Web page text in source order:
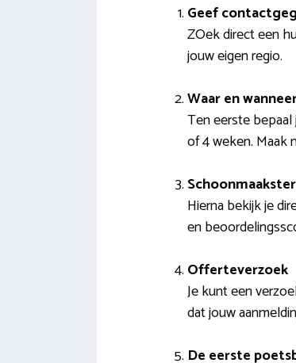
Geef
ZOek direct een
jouw eigen regio.
Waar en
Ten eerste
of 4 weken. Maak
Hierna bekijk je
en
Offerteverzoek
Je kunt een
dat jouw
De eerste